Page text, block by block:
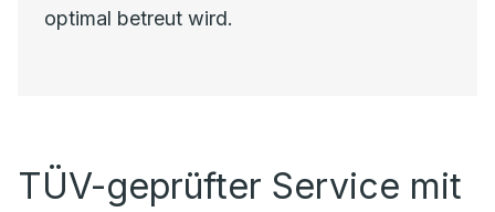
optimal betreut wird.
TÜV-geprüfter Service mit